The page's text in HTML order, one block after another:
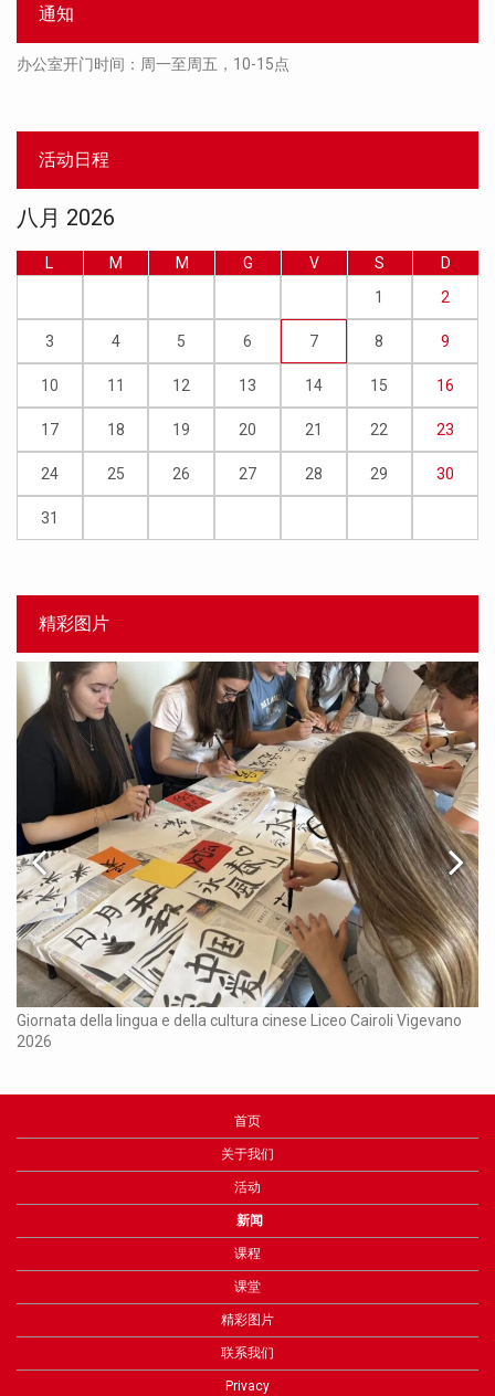
通知
办公室开门时间：周一至周五，10-15点
活动日程
八月 2026
L M M G V S
D
1
2
3 4 5 6 7 8 9
10 11 12 13 14 15 16
17 18 19 20 21 22 23
24 25 26 27 28 29 30
31
精彩图片
Giornata della lingua e della cultura cinese Liceo Cairoli Vigevano
2026
首页
关于我们
活动
新闻
课程
课堂
精彩图片
联系我们
Privacy